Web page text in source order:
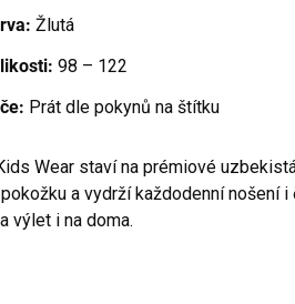
Žlutá
98 – 122
Prát dle pokynů na štítku
Wear staví na prémiové
a vydrží každodenní nošení
výlet i na doma.